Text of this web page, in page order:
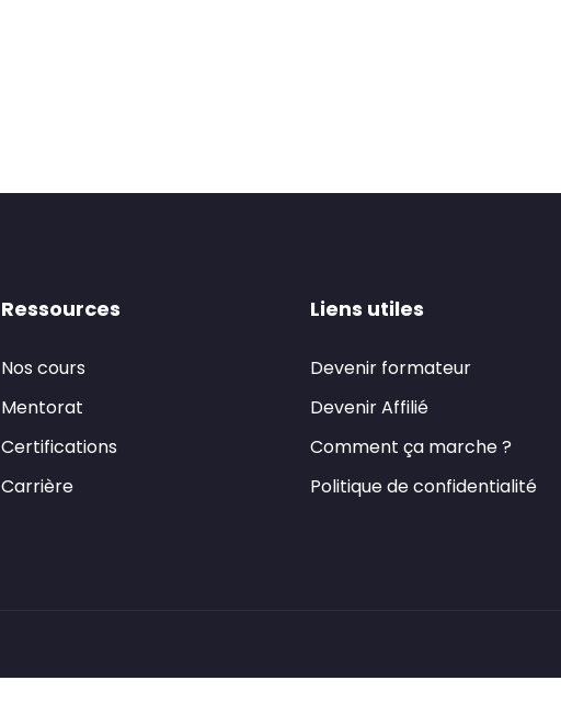
Ressources
Nos cours
Mentorat
Certifications
Carrière
Liens utiles
Devenir formateur
Devenir Affilié
Comment ça marche ?
Politique de confidentialité